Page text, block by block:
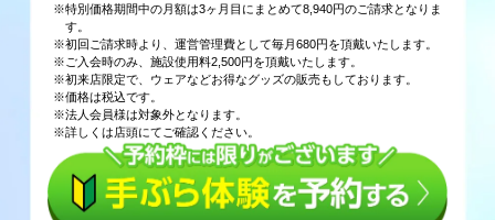
※特別価格期間中の月額は3ヶ月目にまとめて8,940円のご請求となりま
す。
※初回ご請求時より、運営管理費として毎月680円を頂戴いたします。
※ご入会時のみ、施設使用料2,500円を頂戴いたします。
※初来店限定で、ウェアなどお得なグッズの販売もしております。
※価格は税込です。
※法人会員様は対象外となります。
※詳しくは店頭にてご確認ください。